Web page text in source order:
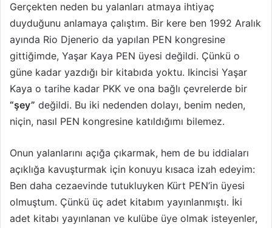
Gerçekten neden bu yalanları atmaya ihtiyaç
duyduğunu anlamaya çalıştım. Bir kere ben 1992 Aralık
ayında Rio Djenerio da yapılan PEN kongresine
gittiğimde, Yaşar Kaya PEN üyesi değildi. Çünkü o
güne kadar yazdığı bir kitabıda yoktu. Ikincisi Yaşar
Kaya o tarihe kadar PKK ve ona bağlı çevrelerde bir
“şey” değildi. Bu iki nedenden dolayı, benim neden,
niçin, nasıl PEN kongresine katıldığımı bilemez.
Onun yalanlarını açığa çıkarmak, hem de bu iddiaları
açıklığa kavuşturmak için konuyu kısaca izah edeyim:
Ben daha cezaevinde tutukluyken Kürt PEN’in üyesi
olmuştum. Çünkü üç adet kitabım yayınlanmıştı. İki
adet kitabı yayınlanan ve kulübe üye olmak isteyenler,